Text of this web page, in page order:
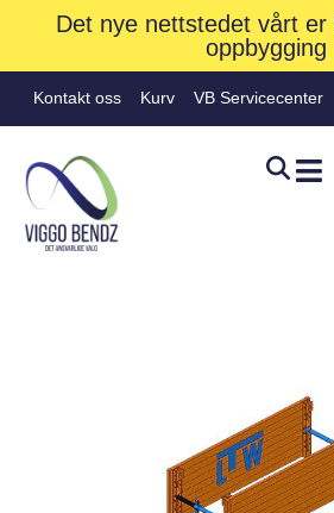
Det nye nettstedet vårt
oppbygging
Kontakt oss Kurv VB Servicecenter